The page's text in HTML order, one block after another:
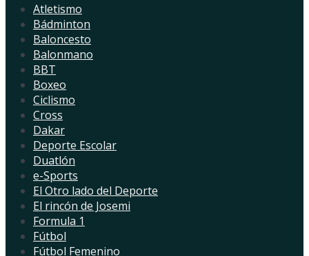
Atletismo
Bádminton
Baloncesto
Balonmano
BBT
Boxeo
Ciclismo
Cross
Dakar
Deporte Escolar
Duatlón
e-Sports
El Otro lado del Deporte
El rincón de Josemi
Formula 1
Fútbol
Fútbol Femenino